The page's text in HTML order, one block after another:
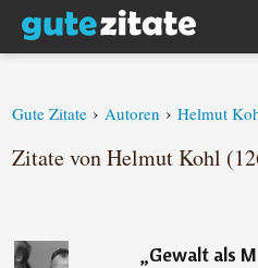
Gute Zitate › Autoren › Helmut
Zitate von Helmut Kohl
„Gewalt als